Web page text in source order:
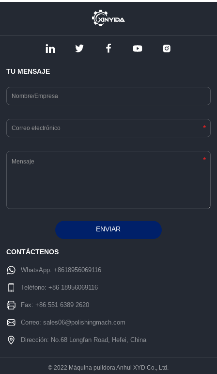
TU MENSAJE
*
*
ENVIAR
CONTÁCTENOS
WhatsApp:+8618956069116
Teléfono:+86 18956069116
Fax: +86 551 6389 2620
Correo:sales06@polishingmach.com
Dirección: No.68 Longfan Road, Hefei, China
© 2022 Máquina pulidora Anhui XYD Co., Ltd.